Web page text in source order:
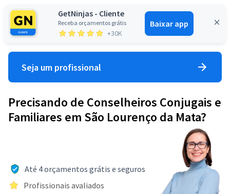
GetNinjas - Cliente
Receba orçamentos grátis
+30K
Baixar app
Entrar
Seja um profissional
Precisando de Conselheiros Conjugais e
Familiares em São Lourenço da Mata?
Até 4 orçamentos grátis e seguros
Profissionais avaliados